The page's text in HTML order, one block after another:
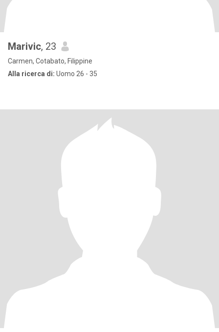
Marivic, 23
Carmen, Cotabato, Filippine
Alla ricerca di: Uomo 26 - 35